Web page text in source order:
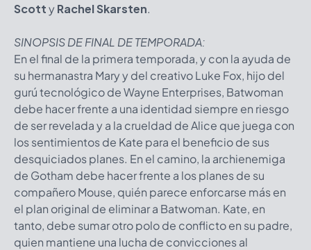
ScottyRachel Skarsten.
SINOPSIS DE FINAL DE TEMPORADA:
En el final de la primera temporada, y con la ayuda de
su hermanastra Mary y del creativo Luke Fox, hijo del
gurú tecnológico de Wayne Enterprises, Batwoman
debe hacer frente a una identidad siempre en riesgo
de ser revelada y a la crueldad de Alice que juega con
los sentimientos de Kate para el beneficio de sus
desquiciados planes. En el camino, la archienemiga
de Gotham debe hacer frente a los planes de su
compañero Mouse, quién parece enforcarse más en
el plan original de eliminar a Batwoman. Kate, en
tanto, debe sumar otro polo de conflicto en su padre,
quien mantiene una lucha de convicciones al